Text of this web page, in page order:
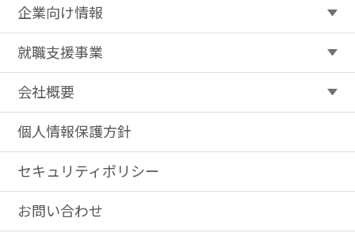
企業向け情報
就職支援事業
会社概要
個人情報保護方針
セキュリティポリシー
お問い合わせ